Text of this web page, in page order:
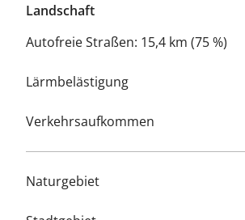
Landschaft
Autofreie Straßen: 15,4 km (75 %)
Lärmbelästigung
Verkehrsaufkommen
Naturgebiet